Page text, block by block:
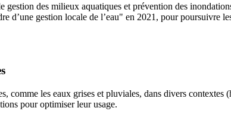
des milieux aquatiques et prévention des
d’une gestion locale de l’eau" en 2021, pour poursuivre
comme les eaux grises et pluviales, dans divers
pour optimiser leur usage.